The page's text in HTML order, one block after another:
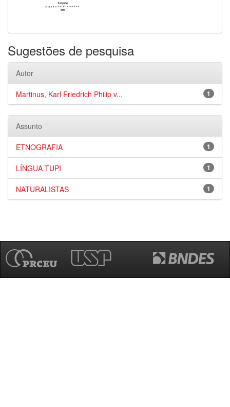
Sugestões de pesquisa
Autor
1
Martinus, Karl Friedrich Philip v...
Assunto
1
ETNOGRAFIA
1
LÍNGUA TUPI
1
NATURALISTAS